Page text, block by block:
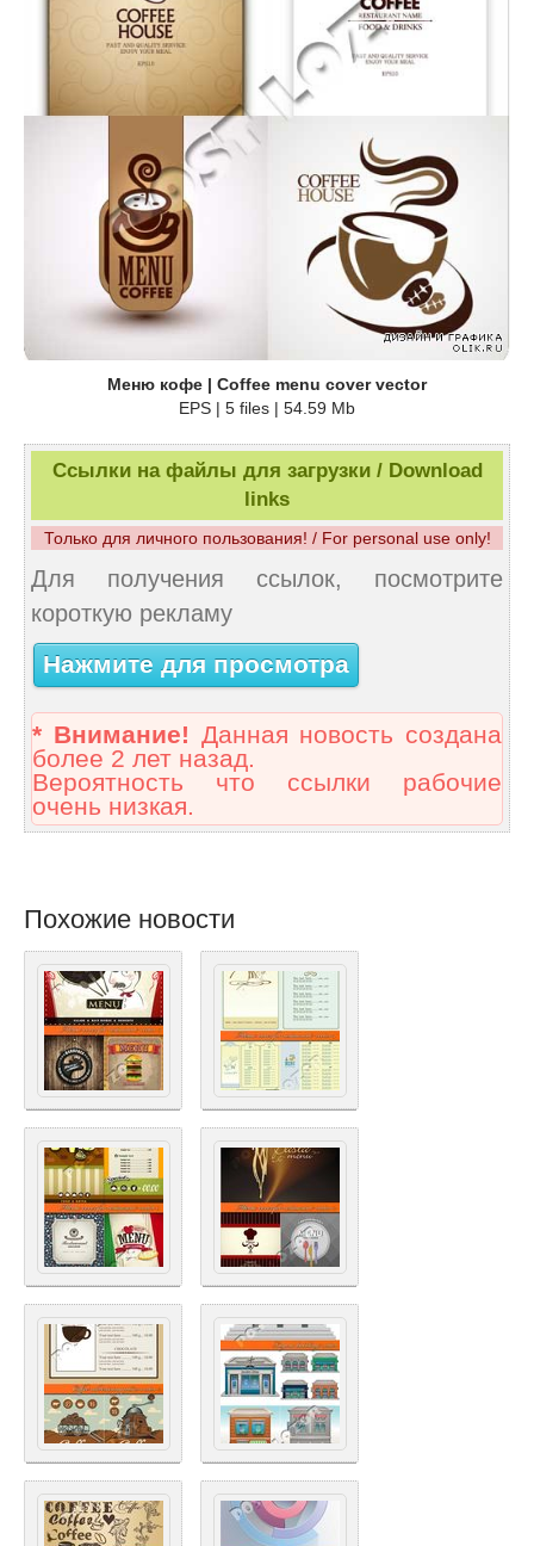
Меню кофе | Coffee menu cover vector
EPS | 5 files | 54.59 Mb
Ссылки на файлы для загрузки / Download
links
Только для личного пользования! / For personal use only!
Для получения ссылок, посмотрите
короткую рекламу
Нажмите для просмотра
* Внимание! Данная новость создана
более 2 лет назад.
Вероятность что ссылки рабочие
очень низкая.
Похожие новости